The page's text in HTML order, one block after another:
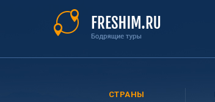
СТРАНЫ